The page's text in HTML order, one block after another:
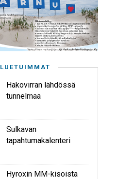
LUETUIMMAT
Hakovirran lähdössä
tunnelmaa
Sulkavan
tapahtumakalenteri
Hyroxin MM-kisoista